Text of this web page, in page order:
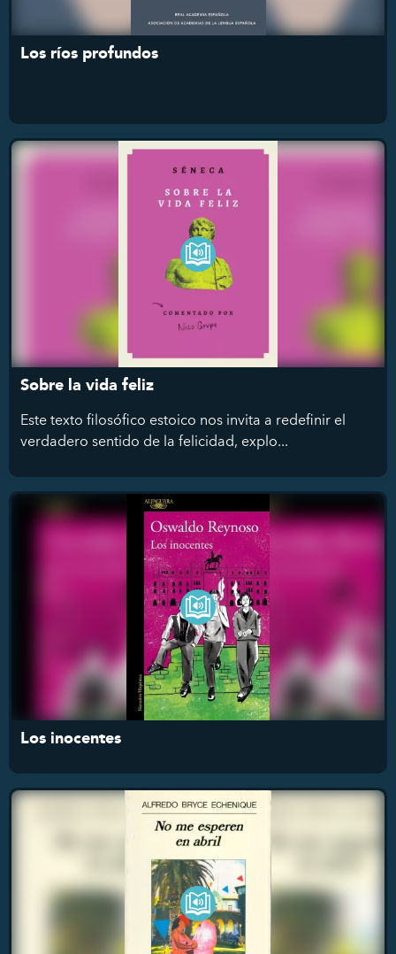
Los ríos profundos
Sobre la vida feliz
Este texto filosófico estoico nos invita a redefinir el
verdadero sentido de la felicidad, explo...
Los inocentes